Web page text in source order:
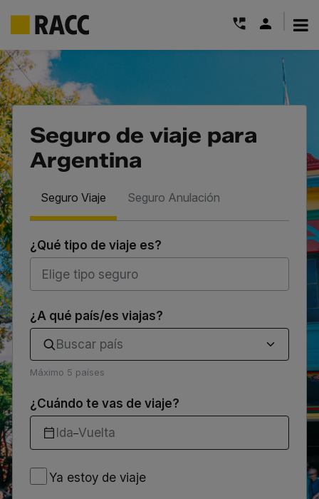
Saltar
al
contenido
Seguro de viaje para
Argentina
Seguro Viaje Seguro Anulación
¿Qué tipo de viaje es?
¿A qué país/es viajas?
Buscar país
Máximo 5 países
¿Cuándo te vas de viaje?
Ida–Vuelta
Ya
estoy
Ya estoy de viaje